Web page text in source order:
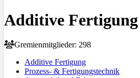
Additive Fertigung
Gremienmitglieder: 298
Additive Fertigung
Prozess- & Fertigungstechnik